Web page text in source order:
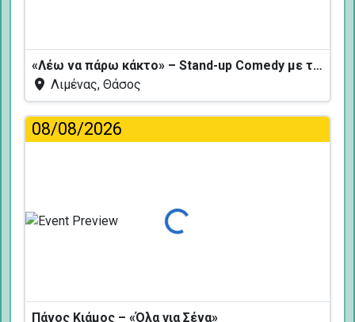
«Λέω να πάρω κάκτο» – Stand-up Comedy με τον Δημήτρη Χριστοφορίδη
Λιμένας, Θάσος
08/08/2026
Φόρτωση...
Πάνος Κιάμος – «Όλα για Σένα»